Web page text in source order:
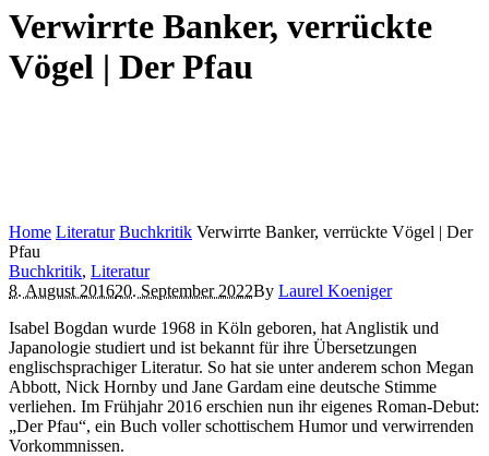
Verwirrte Banker, verrückte
Vögel | Der Pfau
Home Literatur Buchkritik Verwirrte Banker, verrückte Vögel | Der
Pfau
Buchkritik, Literatur
8. August 201620. September 2022By Laurel Koeniger
Isabel Bogdan wurde 1968 in Köln geboren, hat Anglistik und
Japanologie studiert und ist bekannt für ihre Übersetzungen
englischsprachiger Literatur. So hat sie unter anderem schon Megan
Abbott, Nick Hornby und Jane Gardam eine deutsche Stimme
verliehen. Im Frühjahr 2016 erschien nun ihr eigenes Roman-Debut:
„Der Pfau“, ein Buch voller schottischem Humor und verwirrenden
Vorkommnissen.